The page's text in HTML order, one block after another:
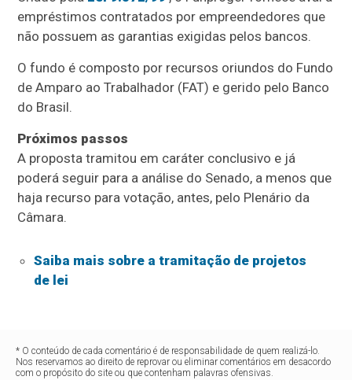
empréstimos contratados por empreendedores que
não possuem as garantias exigidas pelos bancos.
O fundo é composto por recursos oriundos do Fundo
de Amparo ao Trabalhador (FAT) e gerido pelo Banco
do Brasil.
Próximos passos
A proposta tramitou em caráter conclusivo e já
poderá seguir para a análise do Senado, a menos que
haja recurso para votação, antes, pelo Plenário da
Câmara.
Saiba mais sobre a tramitação de projetos
de lei
* O conteúdo de cada comentário é de responsabilidade de quem realizá-lo.
Nos reservamos ao direito de reprovar ou eliminar comentários em desacordo
com o propósito do site ou que contenham palavras ofensivas.